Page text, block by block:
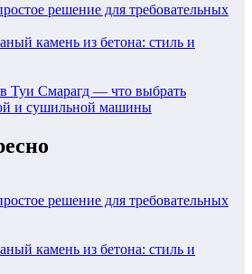
решение для требовательных
камень из бетона: стиль и
Туи Смарагд — что выбрать
и сушильной машины
решение для требовательных
камень из бетона: стиль и